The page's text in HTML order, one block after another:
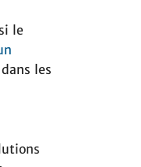
le
dans les